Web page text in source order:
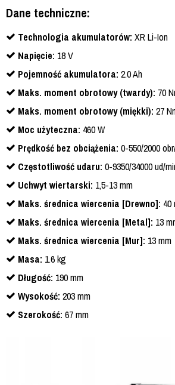
Dane techniczne:
Technologia akumulatorów: XR Li-Ion
Napięcie: 18 V
Pojemność akumulatora: 2.0 Ah
Maks. moment obrotowy (twardy): 70
Maks. moment obrotowy (miękki): 27
Moc użyteczna: 460 W
Prędkość bez obciążenia: 0-550/2000
Częstotliwość udaru: 0-9350/34000 ud/
Uchwyt wiertarski: 1,5-13 mm
Maks. średnica wiercenia [Drewno]: 40
Maks. średnica wiercenia [Metal]: 13
Maks. średnica wiercenia [Mur]: 13 mm
Masa: 1.6 kg
Długość: 190 mm
Wysokość: 203 mm
Szerokość: 67 mm